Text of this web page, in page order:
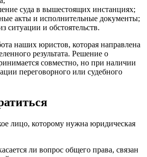
суда в вышестоящих инстанциях;
акты и исполнительные документы;
ситуации и обстоятельств.
наших юристов, которая направлена
результата. Решение о
совместно, но при наличии
переговорного или судебного
лицо, которому нужна юридическая
ли вопрос общего права, связан